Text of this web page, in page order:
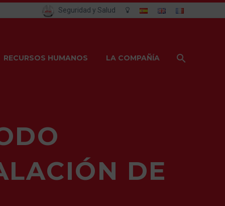
Seguridad y Salud
RECURSOS HUMANOS LA COMPAÑÍA
DE